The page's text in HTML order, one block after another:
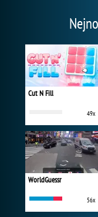
Cut N Fill
49x
WorldGuessr
56x